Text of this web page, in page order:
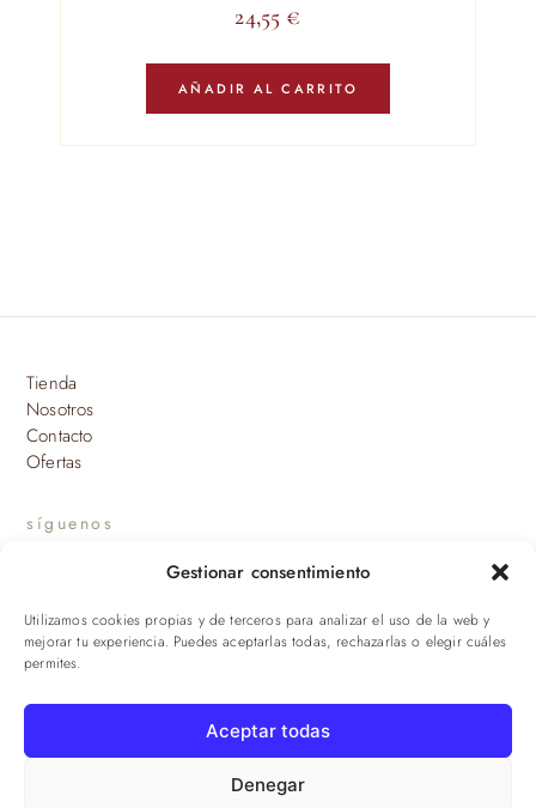
Gestionar consentimiento
Utilizamos cookies propias y de terceros para analizar el uso de la web y
mejorar tu experiencia. Puedes aceptarlas todas, rechazarlas o elegir cuáles
permites.
Aceptar todas
Denegar
24,55 €
AÑADIR AL CARRITO
Tienda
Nosotros
Contacto
Ofertas
síguenos
suscríbete a nuestras novedades
© 2026 Viandas de la Sierra · Damaroca Ibéricos S.L. · B-90471293 ·